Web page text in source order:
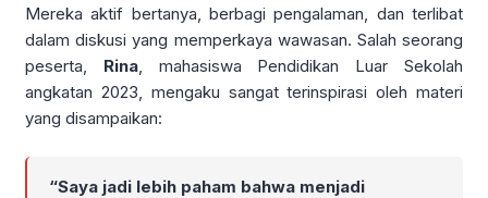
Mereka aktif bertanya, berbagi pengalaman, dan terlibat
dalam diskusi yang memperkaya wawasan. Salah seorang
peserta, Rina, mahasiswa Pendidikan Luar Sekolah
angkatan 2023, mengaku sangat terinspirasi oleh materi
yang disampaikan:
“Saya jadi lebih paham bahwa menjadi